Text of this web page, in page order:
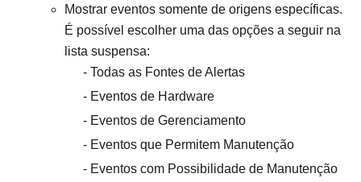
Mostrar eventos somente de origens específicas.
É possível escolher uma das opções a seguir na
lista suspensa:
Todas as Fontes de Alertas
Eventos de Hardware
Eventos de Gerenciamento
Eventos que Permitem Manutenção
Eventos com Possibilidade de Manutenção